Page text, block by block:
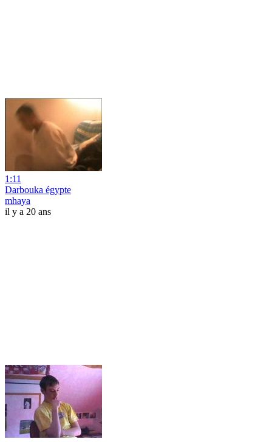
1:11
Darbouka égypte
mhaya
il y a 20 ans